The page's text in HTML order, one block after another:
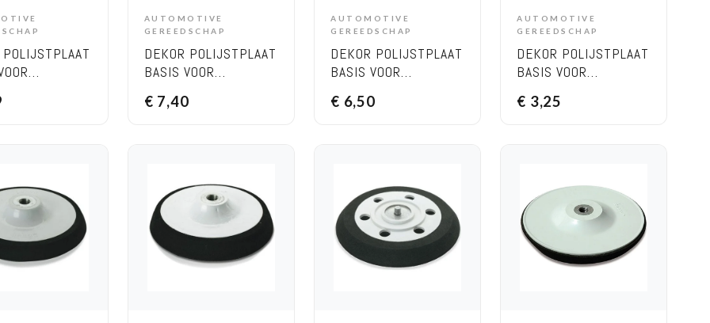
TO CART
POLIJSTPLAAT
ADD TO CART
AUTOMOTIVE
GEREEDSCHAP
DEKOR POLIJSTPLAAT
BASIS VOOR
DIAMETER
€ 7,40
ADD TO CART
AUTOMOTIVE
GEREEDSCHAP
DEKOR POLIJSTPLAAT
BASIS VOOR
TOUCH-STICK
€ 6,50
ADD TO CART
AUTOMOTIVE
GEREEDSCHAP
DEKOR POLIJSTPLAAT
BASIS VOOR
€ 3,25